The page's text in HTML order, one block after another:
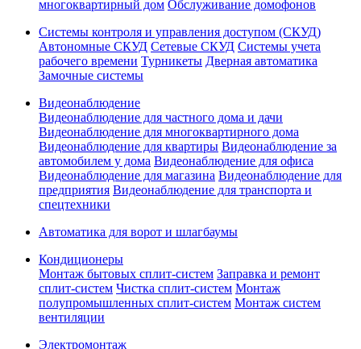
многоквартирный дом Обслуживание домофонов
Системы контроля и управления доступом (СКУД)
Автономные СКУД Сетевые СКУД Системы учета
рабочего времени Турникеты Дверная автоматика
Замочные системы
Видеонаблюдение
Видеонаблюдение для частного дома и дачи
Видеонаблюдение для многоквартирного дома
Видеонаблюдение для квартиры Видеонаблюдение за
автомобилем у дома Видеонаблюдение для офиса
Видеонаблюдение для магазина Видеонаблюдение для
предприятия Видеонаблюдение для транспорта и
спецтехники
Автоматика для ворот и шлагбаумы
Кондиционеры
Монтаж бытовых сплит-систем Заправка и ремонт
сплит-систем Чистка сплит-систем Монтаж
полупромышленных сплит-систем Монтаж систем
вентиляции
Электромонтаж